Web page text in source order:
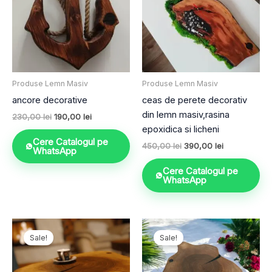
Produse Lemn Masiv
ancore decorative
230,00lei 190,00 lei
Cere Catalogul pe
WhatsApp
Produse Lemn Masiv
ceas de perete decorativ
din lemn masiv,rasina
epoxidica si licheni
450,00lei 390,00 lei
Cere Catalogul pe
WhatsApp
Sale!
Prețul
inițial
a
fost:
1.590,00 lei.
Prețul
curent
este:
1.190,00 lei.
Sale!
Prețul
a
fost:
1.500,00 lei.
Prețul
curent
este:
1.190,00